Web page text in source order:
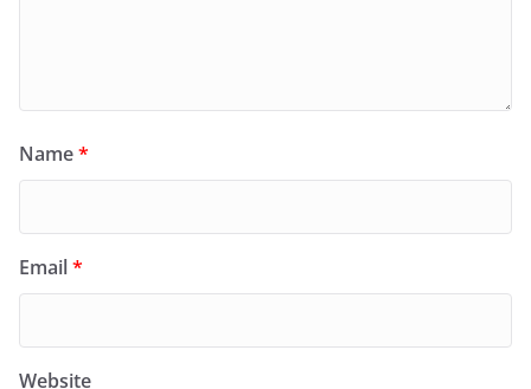
Name*
Email*
Website